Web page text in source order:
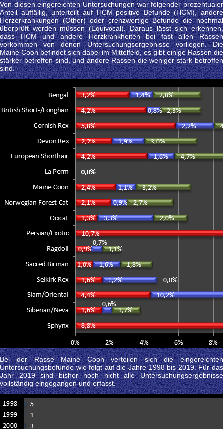
Von diesen eingereichten Untersuchungen war folgender prozentualer
Anteil auffällig, unterteilt auf HCM positive Befunde (HCM), andere
Herzerkrankungen (Other) oder grenzwertige Befunde die nochmal
überprüft werden müssen (Equivocal). Daraus lässt sich erkennen,
dass HCM und andere Herzkrankheiten bei fast allen Rassen
vorkommen von denen Untersuchungsergebnisse vorliegen. Die
Maine Coon befindet sich dabei im Mittelfeld, es gibt einige Rassen die
stärker betroffen sind, und andere Rassen die weniger stark betroffen
sind.
Bei der Rasse Maine Coon verteilen sich die eingereichten
Untersuchungsbefunde wie folgt auf die Jahre 1998 bis 2019. Für das
Jahr 2019 sind bisher noch nicht alle Untersuchungsergebnisse
vollständig eingegangen und erfasst.